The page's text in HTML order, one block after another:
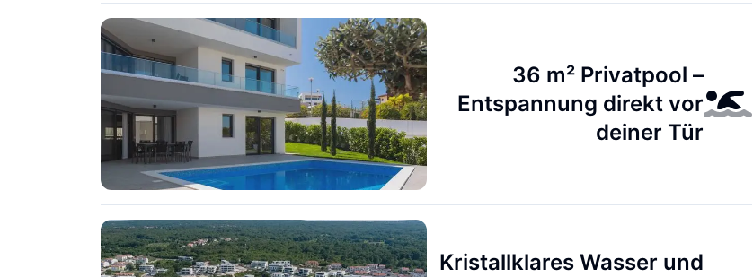
36 m² Privatpool –
Entspannung direkt vor
deiner Tür
Kristallklares Wasser und